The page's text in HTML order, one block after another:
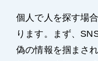
個人で人を探す場
ります。まず、
偽の情報を掴まさ